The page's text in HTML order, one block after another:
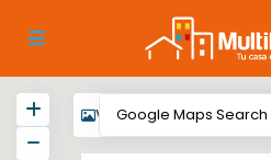
View My Location